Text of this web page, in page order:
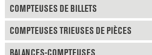
COMPTEUSES DE BILLETS
COMPTEUSES TRIEUSES DE PIÈCES
BALANCES-COMPTEUSES